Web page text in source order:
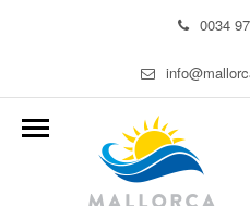
0034